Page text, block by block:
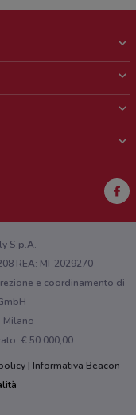
S.p.A.
REA: MI-2029270
e coordinamento di
Milano
€ 50.000,00
Informativa Beacon